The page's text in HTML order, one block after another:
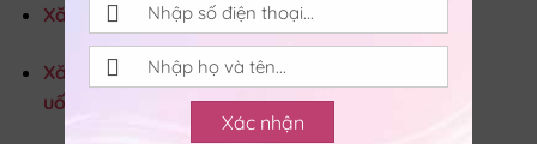
Xăm môi có được uống nước cần tây không?
Xăm môi uống nước đỗ đen được không? – Nên
uống gì để môi lên màu chuẩn
Xác nhận